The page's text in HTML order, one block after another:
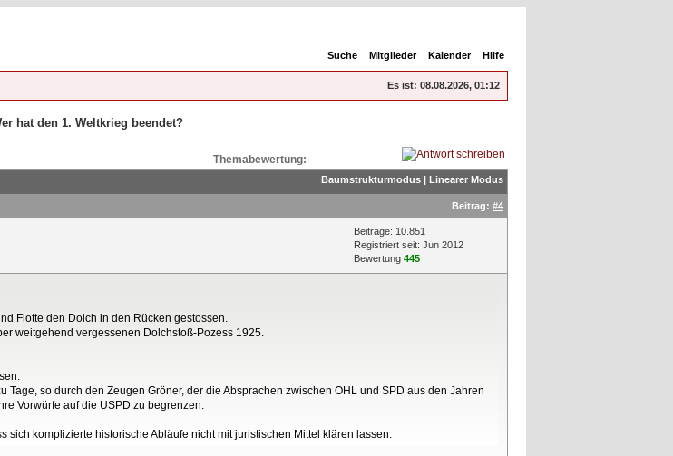
Suche Mitglieder Kalender Hilfe
Es ist: 08.08.2026, 01:12
hat den 1. Weltkrieg beendet?
Themabewertung:
Baumstrukturmodus | Linearer Modus
Beitrag: #4
Beiträge: 10.851
Registriert seit: Jun 2012
Bewertung 445
Flotte den Dolch in den Rücken gestossen.
weitgehend vergessenen Dolchstoß-Pozess 1925.
so durch den Zeugen Gröner, der die Absprachen zwischen OHL und SPD aus den Jahren
Vorwürfe auf die USPD zu begrenzen.
komplizierte historische Abläufe nicht mit juristischen Mittel klären lassen.